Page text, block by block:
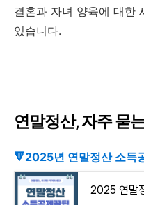
결혼과 자녀 양육에 대한
있습니다.
연말정산, 자주 묻
🔻2025년 연말정산 소득
2025 연말